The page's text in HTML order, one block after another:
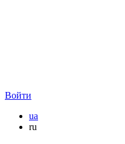
Войти
ua
ru